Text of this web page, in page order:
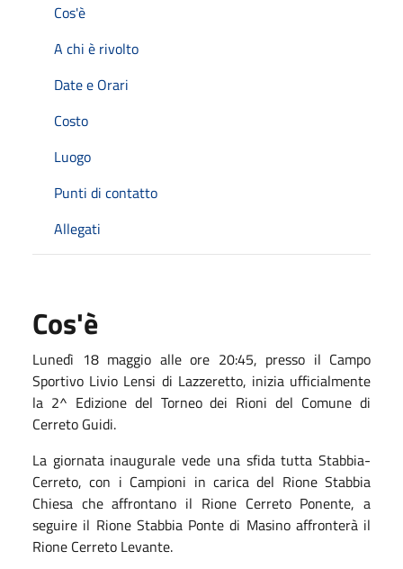
Cos'è
A chi è rivolto
Date e Orari
Costo
Luogo
Punti di contatto
Allegati
Cos'è
Lunedì 18 maggio alle ore 20:45, presso il Campo
Sportivo Livio Lensi di Lazzeretto, inizia ufficialmente
la 2^ Edizione del Torneo dei Rioni del Comune di
Cerreto Guidi.
La giornata inaugurale vede una sfida tutta Stabbia-
Cerreto, con i Campioni in carica del Rione Stabbia
Chiesa che affrontano il Rione Cerreto Ponente, a
seguire il Rione Stabbia Ponte di Masino affronterà il
Rione Cerreto Levante.